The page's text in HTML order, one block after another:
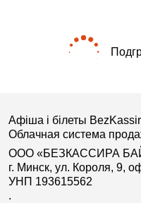
Афіша і білеты
Облачная система
ООО «БЕЗКАССИРА
г. Минск, ул. Короля, 9,
УНП 193615562
.